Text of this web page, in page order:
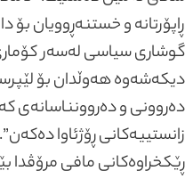
ڕاپۆرتانە و خستنەڕوویان بۆ
گوشاری سیاسی لەسەر
دیکەشەوە هەوڵدان بۆ
دەروونی و دەروونناسانەی
زانستییەکانی ڕۆژئاوا
ڕێکخراوەکانی مافی مرۆڤدا